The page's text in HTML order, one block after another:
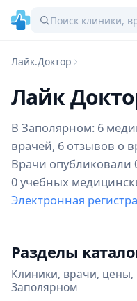
Лайк.Доктор
Лайк
В Заполярном: 6
врачей, 6 отзывов о
Врачи опубликовали
0 учебных
Электронная
Разделы
Клиники, врачи,
Заполярном